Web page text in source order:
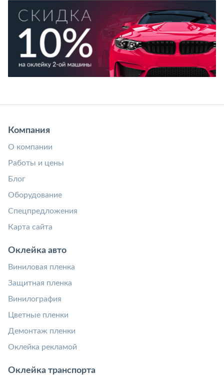
Компания
О компании
Работы и цены
Блог
Оборудование
Спецпредложения
Карта сайта
Оклейка авто
Виниловая пленка
Защитная пленка
Винилография
Цветные пленки
Демонтаж пленки
Оклейка рекламой
Оклейка транспорта